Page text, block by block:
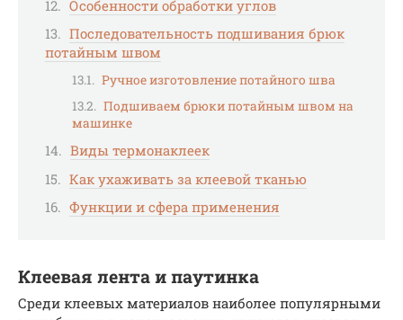
Особенности обработки углов
Последовательность подшивания брюк
потайным швом
Ручное изготовление потайного шва
Подшиваем брюки потайным швом на
машинке
Виды термонаклеек
Как ухаживать за клеевой тканью
Функции и сфера применения
Клеевая лента и паутинка
Среди клеевых материалов наиболее популярными